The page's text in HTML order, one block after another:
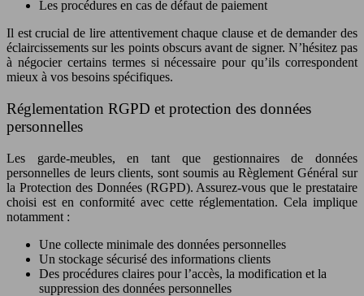
Les procédures en cas de défaut de paiement
Il est crucial de lire attentivement chaque clause et de demander des
éclaircissements sur les points obscurs avant de signer. N’hésitez pas
à négocier certains termes si nécessaire pour qu’ils correspondent
mieux à vos besoins spécifiques.
Réglementation RGPD et protection des données
personnelles
Les garde-meubles, en tant que gestionnaires de données
personnelles de leurs clients, sont soumis au Règlement Général sur
la Protection des Données (RGPD). Assurez-vous que le prestataire
choisi est en conformité avec cette réglementation. Cela implique
notamment :
Une collecte minimale des données personnelles
Un stockage sécurisé des informations clients
Des procédures claires pour l’accès, la modification et la
suppression des données personnelles